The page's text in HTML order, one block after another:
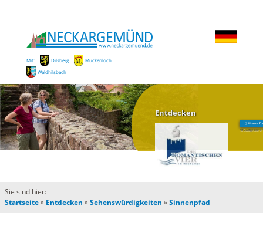
Mit: Dilsberg
Mückenloch
Waldhilsbach
Entdecken
Unsere
mit
Sie sind hier:
Startseite» Entdecken »Sehenswürdigkeiten »Sinnenpfad